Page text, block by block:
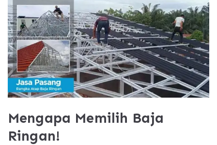
Mengapa Memilih Baja
Ringan!